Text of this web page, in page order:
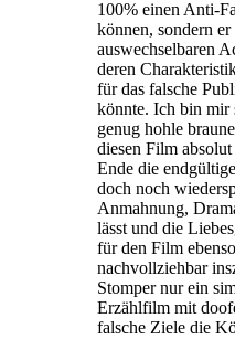
100% einen Anti-
können, sondern
auswechselbaren
deren
für das falsche
könnte. Ich bin mir
genug hohle
diesen Film
Ende die
doch noch
Anmahnung,
lässt und die
für den Film
nachvollziehbar
Stomper nur ein
Erzählfilm mit
falsche Ziele die